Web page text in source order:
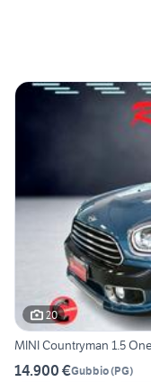
20
MINI Countryman 1.5
14.900 €Gubbio(PG)